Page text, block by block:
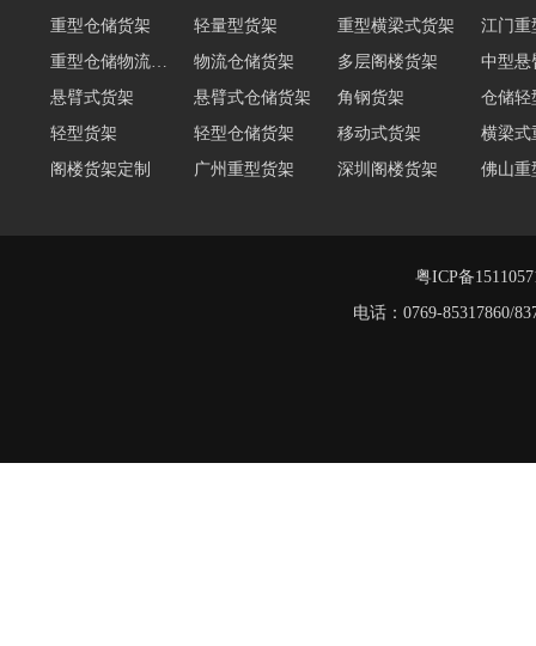
阁楼货架
重型仓储货架
轻量型货架 重型横梁式货架
江门重
重型仓储物流货架
物流仓储货架 多层阁楼货架
中型悬
悬臂式货架
悬臂式仓储货架 角钢货架
仓储轻
轻型货架
轻型仓储货架 移动式货架
横梁式
阁楼货架定制
广州重型货架 深圳阁楼货架
佛山重
东莞重型货架
阁楼平台货架
粤ICP备
电话：0769-85317860/